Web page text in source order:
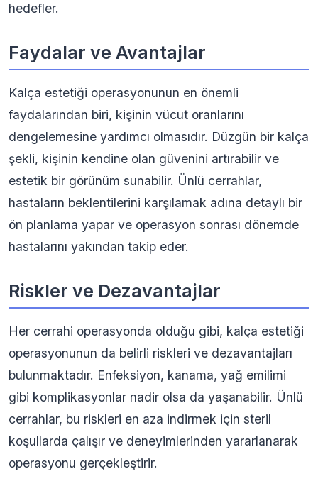
hedefler.
Faydalar ve Avantajlar
Kalça estetiği operasyonunun en önemli
faydalarından biri, kişinin vücut oranlarını
dengelemesine yardımcı olmasıdır. Düzgün bir kalça
şekli, kişinin kendine olan güvenini artırabilir ve
estetik bir görünüm sunabilir. Ünlü cerrahlar,
hastaların beklentilerini karşılamak adına detaylı bir
ön planlama yapar ve operasyon sonrası dönemde
hastalarını yakından takip eder.
Riskler ve Dezavantajlar
Her cerrahi operasyonda olduğu gibi, kalça estetiği
operasyonunun da belirli riskleri ve dezavantajları
bulunmaktadır. Enfeksiyon, kanama, yağ emilimi
gibi komplikasyonlar nadir olsa da yaşanabilir. Ünlü
cerrahlar, bu riskleri en aza indirmek için steril
koşullarda çalışır ve deneyimlerinden yararlanarak
operasyonu gerçekleştirir.